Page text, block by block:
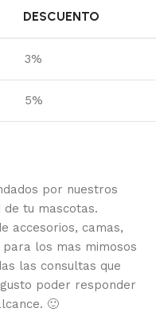
DESCUENTO
3%
5%
por nuestros
tu mascotas.
accesorios, camas,
los mas mimosos
las consultas que
poder responder
🙂